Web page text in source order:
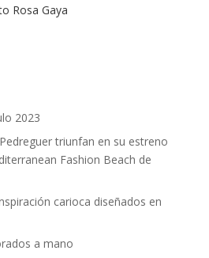
Rosa Gaya
2023
triunfan en su estreno
Fashion Beach de
carioca diseñados en
a mano